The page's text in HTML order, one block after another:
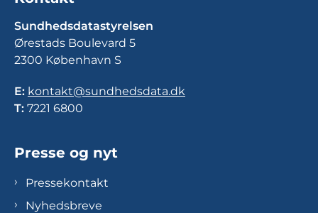
Sundhedsdatastyrelsen
Ørestads Boulevard 5
2300 København S
E: kontakt@sundhedsdata.dk
T: 7221 6800
Presse og nyt
Pressekontakt
Nyhedsbreve